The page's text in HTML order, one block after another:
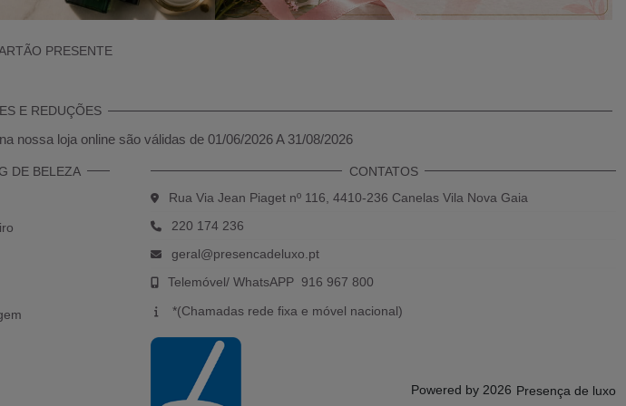
PRESENTE
E REDUÇÕES
nossa loja online são válidas de 01/06/2026 A 31/08/2026
DE BELEZA
CONTATOS
Rua Via Jean Piaget nº 116, 4410-236 Canelas Vila Nova Gaia
220 174 236
geral@presencadeluxo.pt
Telemóvel/ WhatsAPP 916 967 800
*(Chamadas rede fixa e móvel nacional)
Powered by 2026 Presença de luxo